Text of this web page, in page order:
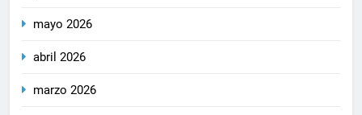
mayo 2026
abril 2026
marzo 2026